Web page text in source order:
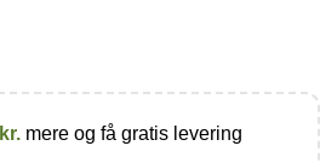
kr. mere og få gratis levering